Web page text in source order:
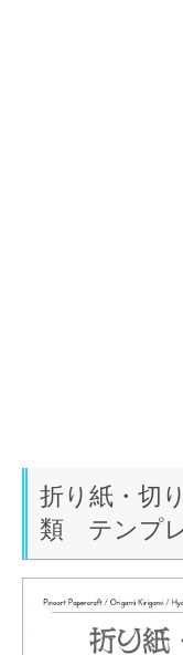
折り紙・切
類 テンプ